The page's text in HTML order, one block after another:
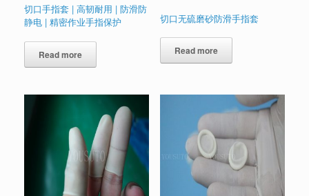
切口手指套 | 高韧耐用 | 防滑防
静电 | 精密作业手指保护
Read more
切口无硫磨砂防滑手指套
Read more